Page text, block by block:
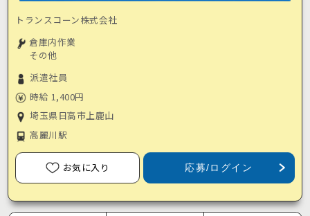
トランスコーン株式会社
倉庫内作業
その他
派遣社員
時給 1,400円
埼玉県日高市上鹿山
高麗川駅
お気に入り 応募/ログイン